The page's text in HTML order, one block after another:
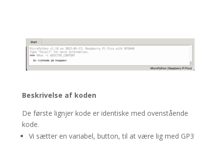
Beskrivelse af koden
De første lignjer kode er identiske med ovenstående
kode.
Vi sætter en variabel, button, til at være lig med GP3